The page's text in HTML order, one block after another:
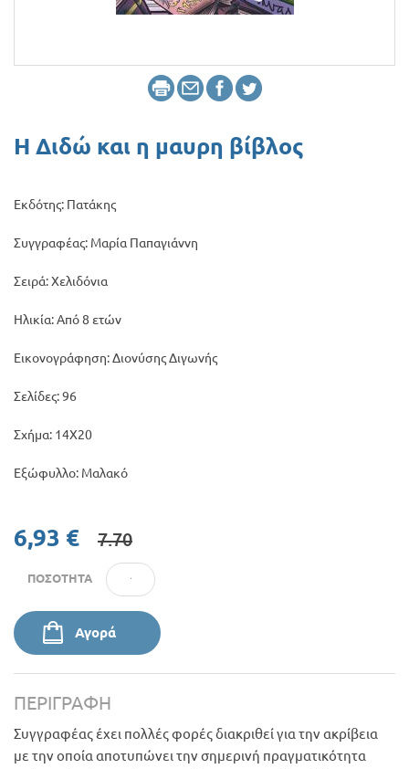
Η Διδώ και η μαυρη βίβλος
Εκδότης: Πατάκης
Συγγραφέας: Μαρία Παπαγιάννη
Σειρά: Χελιδόνια
Ηλικία: Από 8 ετών
Εικονογράφηση: Διονύσης Διγωνής
Σελίδες: 96
Σχήμα: 14Χ20
Εξώφυλλο: Μαλακό
6,93 € 7.70
ΠΟΣΌΤΗΤΑ
Αγορά
ΠΕΡΙΓΡΑΦΉ
Συγγραφέας έχει πολλές φορές διακριθεί για την ακρίβεια
με την οποία αποτυπώνει την σημερινή πραγματικότητα